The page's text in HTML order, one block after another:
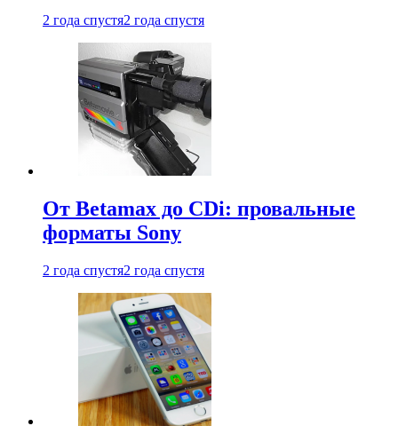
2 года спустя2 года спустя
От Betamax до CDi: провальные
форматы Sony
2 года спустя2 года спустя